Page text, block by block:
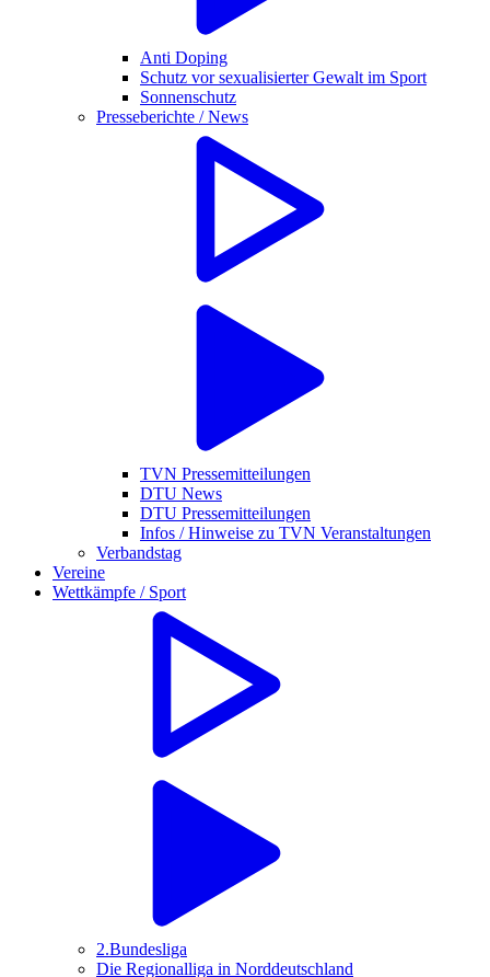
Anti Doping
Schutz vor sexualisierter Gewalt im Sport
Sonnenschutz
Presseberichte / News
TVN Pressemitteilungen
DTU News
DTU Pressemitteilungen
Infos / Hinweise zu TVN Veranstaltungen
Verbandstag
Vereine
Wettkämpfe / Sport
2.Bundesliga
Die Regionalliga in Norddeutschland